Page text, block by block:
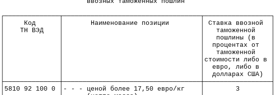
┌──────────────┬───────────────────────────────────┬─────────────────┐
│     Код      │       Наименование позиции        │ Ставка ввозной  │
│    ТН ВЭД    │                                   │   таможенной    │
│              │                                   │   пошлины (в    │
│              │                                   │  процентах от   │
│              │                                   │   таможенной    │
│              │                                   │стоимости либо в │
│              │                                   │  евро, либо в   │
│              │                                   │  долларах США)  │
├──────────────┼───────────────────────────────────┼─────────────────┤
│5810 92 100 0 │- - - ценой более 17,50 евро/кг    │        3        │